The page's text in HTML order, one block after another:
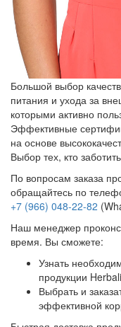
Большой выбор
питания и ухода за
которыми активно
Эффективные
на основе
Выбор тех, кто
По вопросам заказа
обращайтесь по
+7 (966) 048-22-82
Наш менеджер
время. Вы сможете:
Узнать
продукции
Выбрать и
эффективной